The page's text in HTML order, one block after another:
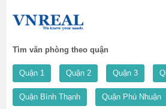
Tìm văn phòng theo quận
Quận 1 Quận 2 Quận 3
Quận Bình Thạnh Quận Phú Nhuận